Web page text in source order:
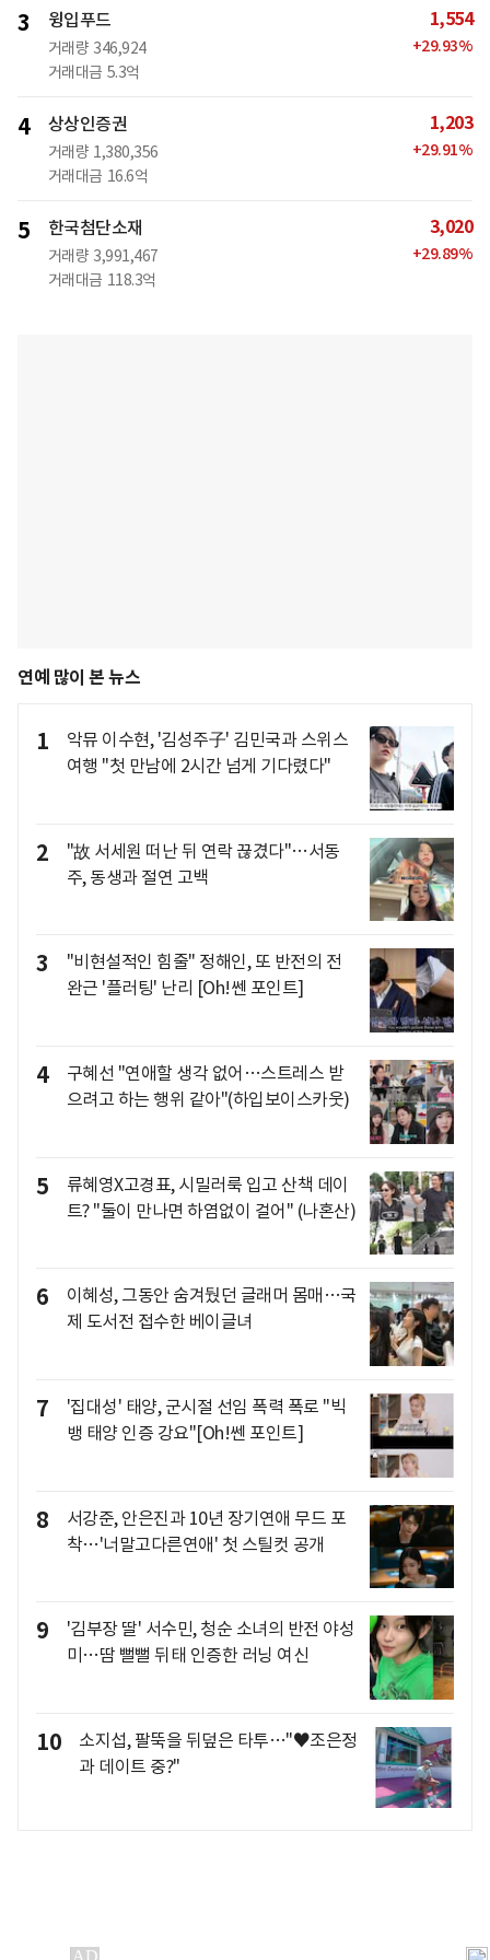
3 윙입푸드
거래량 346,924
거래대금 5.3억
1,554
+29.93%
4 상상인증권
거래량 1,380,356
거래대금 16.6억
1,203
+29.91%
5 한국첨단소재
거래량 3,991,467
거래대금 118.3억
3,020
+29.89%
연예 많이 본 뉴스
1
악뮤 이수현, '김성주子' 김민국과 스위스
여행 "첫 만남에 2시간 넘게 기다렸다"
2
"故 서세원 떠난 뒤 연락 끊겼다"…서동
주, 동생과 절연 고백
3
"비현설적인 힘줄" 정해인, 또 반전의 전
완근 '플러팅' 난리 [Oh!쎈 포인트]
4
구혜선 "연애할 생각 없어…스트레스 받
으려고 하는 행위 같아"(하입보이스카웃)
5
류혜영X고경표, 시밀러룩 입고 산책 데이
트? "둘이 만나면 하염없이 걸어" (나혼산)
6
이혜성, 그동안 숨겨뒀던 글래머 몸매…국
제 도서전 접수한 베이글녀
7
'집대성' 태양, 군시절 선임 폭력 폭로 "빅
뱅 태양 인증 강요"[Oh!쎈 포인트]
8
서강준, 안은진과 10년 장기연애 무드 포
착…'너말고다른연애' 첫 스틸컷 공개
9
'김부장 딸' 서수민, 청순 소녀의 반전 야성
미…땀 뻘뻘 뒤태 인증한 러닝 여신
10
소지섭, 팔뚝을 뒤덮은 타투…"♥조은정
과 데이트 중?"